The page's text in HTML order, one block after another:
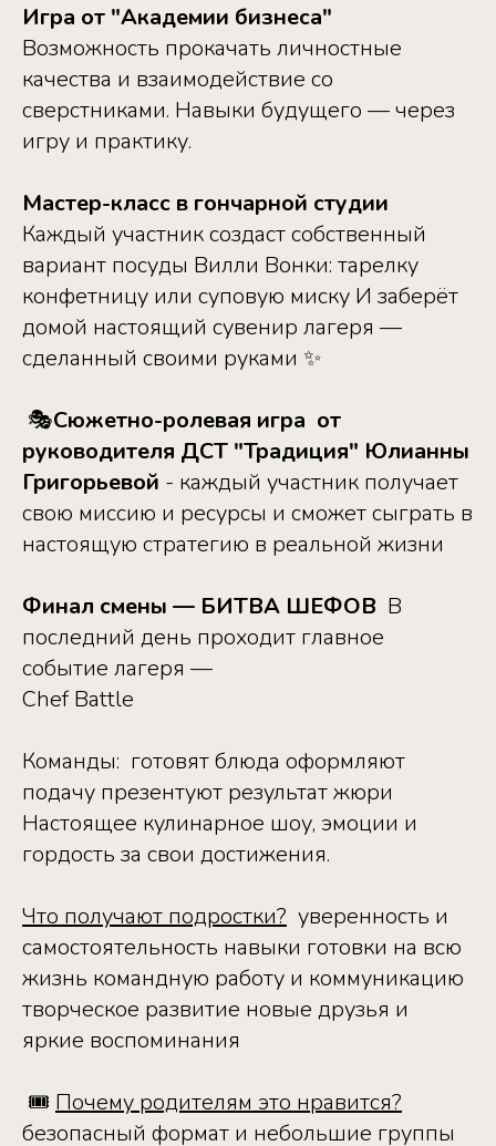
Игра от "Академии бизнеса"
‎Возможность прокачать личностные
качества и взаимодействие со
сверстниками. ‎Навыки будущего — через
игру и практику. ‎ ‎
Мастер-класс в гончарной студии
‎Каждый участник создаст собственный
вариант посуды Вилли Вонки: ‎тарелку
‎конфетницу ‎или суповую миску ‎И заберёт
домой настоящий сувенир лагеря —
сделанный своими руками ✨
‎ ‎🎭Сюжетно-ролевая игра ‎ ‎от
руководителя ДСТ "Традиция" Юлианны
Григорьевой - ‎каждый участник получает
свою миссию и ресурсы и сможет сыграть в
настоящую стратегию в реальной жизни ‎ ‎
Финал смены — БИТВА ШЕФОВ ‎ ‎В
последний день проходит главное
событие лагеря — ‎
Chef Battle ‎
‎Команды: ‎ ‎готовят блюда ‎оформляют
подачу ‎презентуют результат жюри ‎
‎Настоящее кулинарное шоу, эмоции и
гордость за свои достижения. ‎ ‎
Что получают подростки? ‎ ‎уверенность и
самостоятельность ‎навыки готовки на всю
жизнь ‎командную работу и коммуникацию
‎творческое развитие ‎новые друзья и
яркие воспоминания
‎ 🎟 Почему родителям это нравится?
‎безопасный формат и небольшие группы